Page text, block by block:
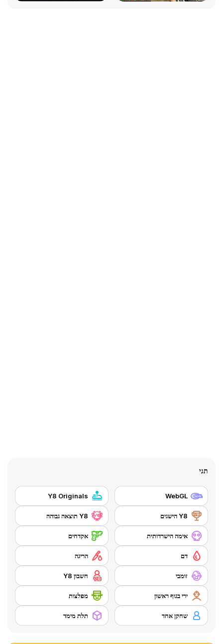
תגי
WebGL
Y8 Originals
Y8 הישגים Y8 תוצאה גבוהה
אימה הישרדותית אקדחים
דם הריגה
זומבי חשבון Y8
ירי בגוף ראשון מפלצות
שחקן אחד תלת מימד